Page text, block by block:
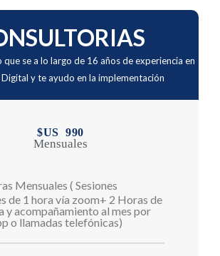
se a lo largo de 16 años de experiencia en
y te ayudo en la implementación
$US 990
Mensuales
Mensuales ( Sesiones
de 1 hora vía zoom+ 2 Horas de
y acompañamiento al mes por
o llamadas telefónicas)